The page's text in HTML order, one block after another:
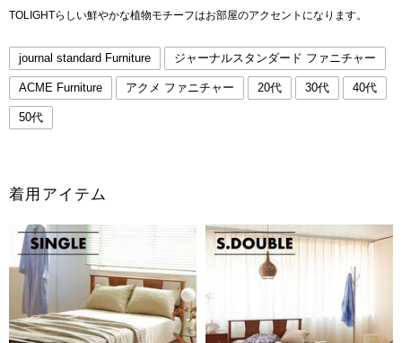
TOLIGHTらしい鮮やかな植物モチーフはお部屋のアクセントになります。
journal standard Furniture ジャーナルスタンダード ファニチャー
ACME Furniture アクメ ファニチャー 20代 30代 40代
50代
着用アイテム